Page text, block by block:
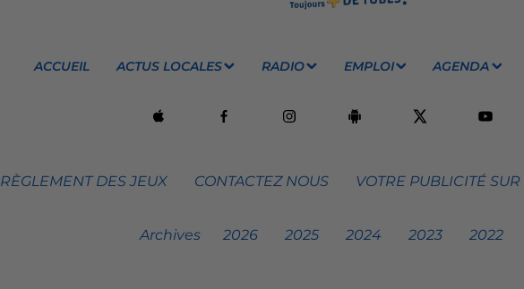
ACCUEIL ACTUS LOCALES RADIO EMPLOI AGENDA
RÈGLEMENT DES JEUX CONTACTEZ NOUS VOTRE PUBLICITÉ
Archives 2026 2025 2024 2023 2022